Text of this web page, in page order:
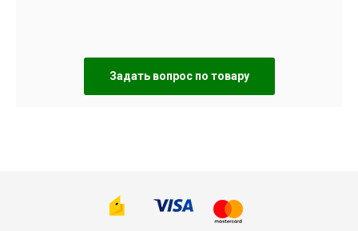
Задать вопрос по товару